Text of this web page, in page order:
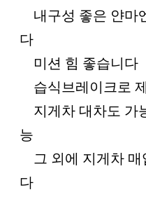
내구성 좋은 얀마
다
미션 힘 좋습니다
습식브레이크로
지게차 대차도 가
능
그 외에 지게차 매
다